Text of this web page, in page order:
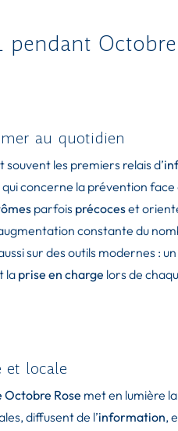
pendant
au quotidien
souvent les premiers relais d’
concerne la prévention
parfois précoceset
constante du
sur des outils modernes : un
la prise en charge lors de
et locale
Octobre Rose met en lumière la
diffusent de l’information,